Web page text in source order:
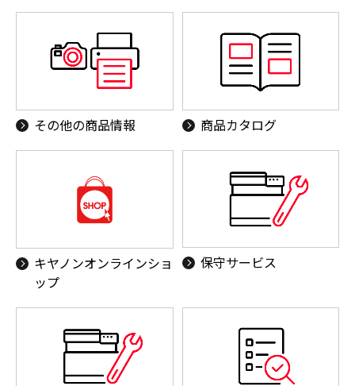
その他の商品情報 商品カタログ
キヤノンオンラインショ
ップ
保守サービス